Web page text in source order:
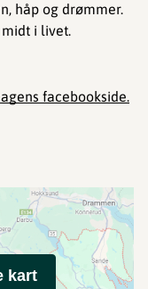
håp og drømmer.
i livet.
facebookside.
kart